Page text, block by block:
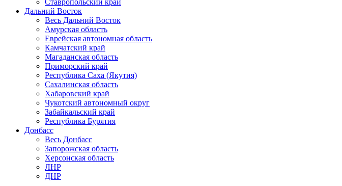
Ставропольский край
Дальний Восток
Весь Дальний Восток
Амурская область
Еврейская автономная область
Камчатский край
Магаданская область
Приморский край
Республика Саха (Якутия)
Сахалинская область
Хабаровский край
Чукотский автономный округ
Забайкальский край
Республика Бурятия
Донбасс
Весь Донбасс
Запорожская область
Херсонская область
ЛНР
ДНР